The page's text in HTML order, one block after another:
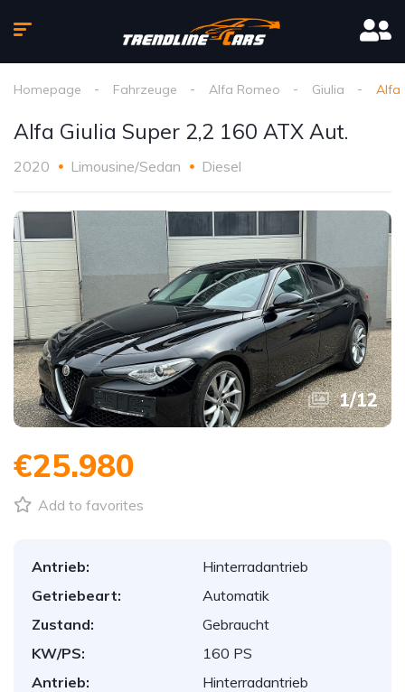
Homepage Fahrzeuge Alfa Romeo Giulia Alfa
Alfa Giulia Super 2,2 160 ATX Aut.
2020 Limousine/Sedan Diesel
1/12
€25.980
Add to favorites
Antrieb:
Hinterradantrieb
Getriebeart:
Automatik
Zustand:
Gebraucht
KW/PS:
160 PS
Antrieb:
Hinterradantrieb